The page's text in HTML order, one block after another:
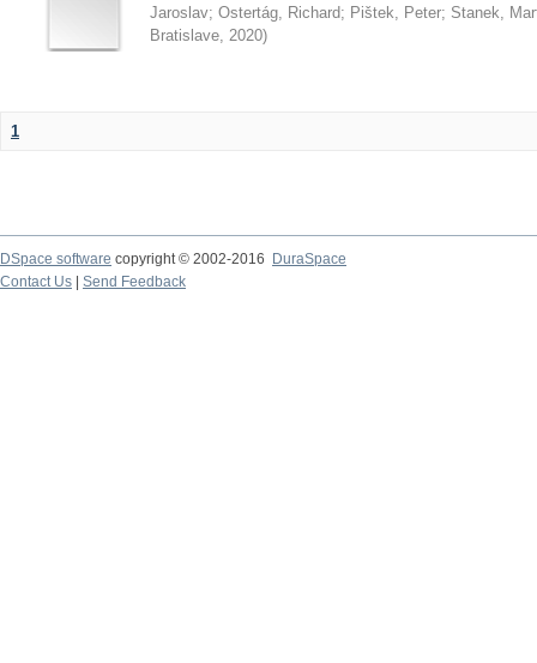
Jaroslav; Ostertág, Richard; Pištek, Peter; Stanek,
Bratislave, 2020)
1
DSpace software copyright © 2002-2016
DuraSpace
Contact Us
Send Feedback